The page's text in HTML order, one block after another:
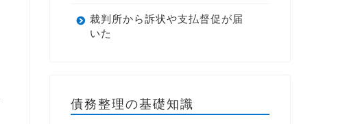
裁判所から訴状や支払督促が届
いた
債務整理の基礎知識